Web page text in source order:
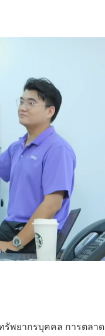
ยากรบุคคล การตลา